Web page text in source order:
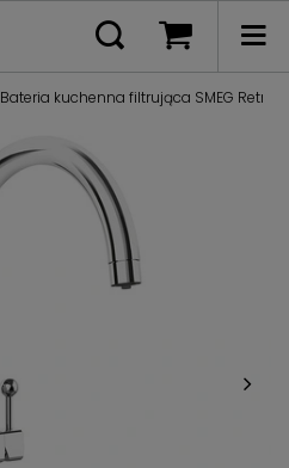
Bateria kuchenna filtrująca SMEG Retro